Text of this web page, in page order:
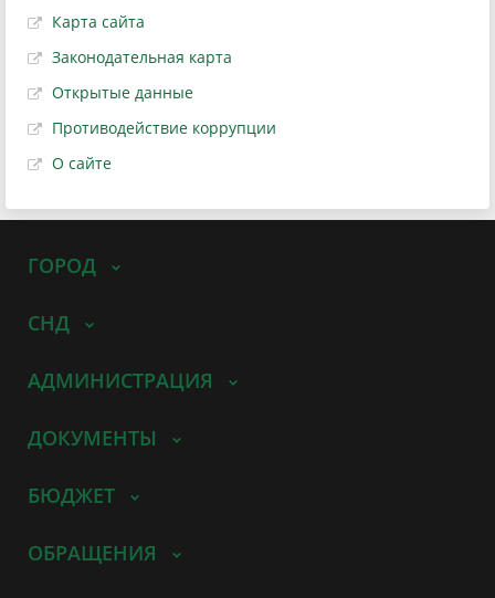
Карта сайта
Законодательная карта
Открытые данные
Противодействие коррупции
О сайте
ГОРОД
СНД
АДМИНИСТРАЦИЯ
ДОКУМЕНТЫ
БЮДЖЕТ
ОБРАЩЕНИЯ